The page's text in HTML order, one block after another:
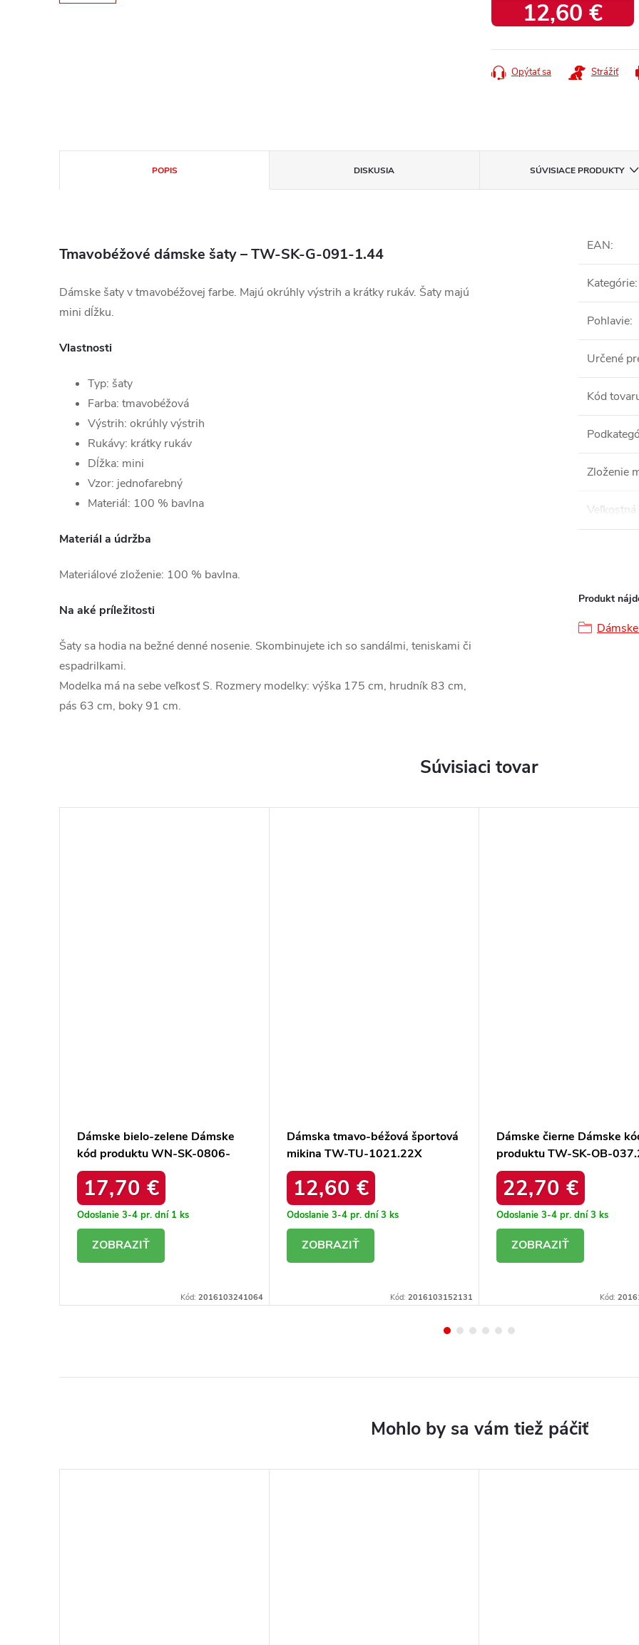
12,60 €
cena:
Opýtať sa Strážiť
POPIS DISKUSIA SÚVISIACE PRODUKTY
Tmavobéžové dámske šaty – TW-SK-G-091-1.44
Dámske šaty v tmavobéžovej farbe. Majú okrúhly výstrih a krátky rukáv. Šaty majú
mini dĺžku.
Vlastnosti
Typ: šaty
Farba: tmavobéžová
Výstrih: okrúhly výstrih
Rukávy: krátky rukáv
Dĺžka: mini
Vzor: jednofarebný
Materiál: 100 % bavlna
Materiál a údržba
Materiálové zloženie: 100 % bavlna.
Na aké príležitosti
Šaty sa hodia na bežné denné nosenie. Skombinujete ich so sandálmi, teniskami či
espadrilkami.
Modelka má na sebe veľkosť S. Rozmery modelky: výška 175 cm, hrudník 83 cm,
pás 63 cm, boky 91 cm.
EAN:
Kategórie:
Pohlavie:
Určené
Kód
Zloženie
Produkt
Súvisiaci tovar
Dámske bielo-zelene Dámske
kód produktu WN-SK-0806-
5.44
17,70 €
Odoslanie 3-4 pr. dní 1 ks
Kód: 2016103241064
Dámska tmavo-béžová športová
mikina TW-TU-1021.22X
12,60 €
Odoslanie 3-4 pr. dní3 ks
Kód: 2016103152131
Dámske čierne Dámske
produktu TW-SK-OB-
22,70 €
Odoslanie 3-4 pr. dní3 ks
Kód: